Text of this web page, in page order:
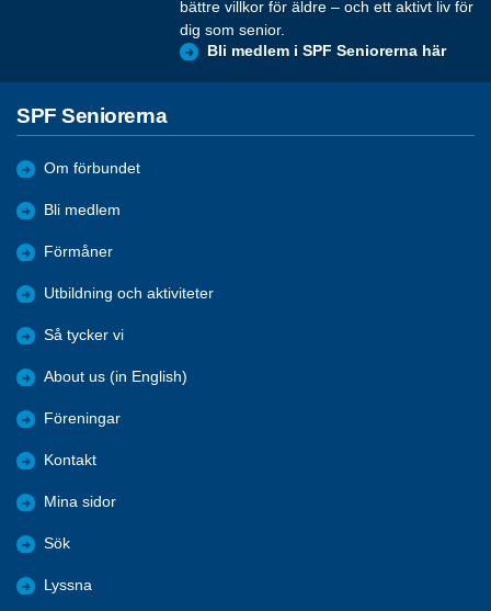
bättre villkor för äldre – och ett aktivt liv för
dig som senior.
Bli medlem i SPF Seniorerna här
SPF Seniorerna
Om förbundet
Bli medlem
Förmåner
Utbildning och aktiviteter
Så tycker vi
About us (in English)
Föreningar
Kontakt
Mina sidor
Sök
Lyssna